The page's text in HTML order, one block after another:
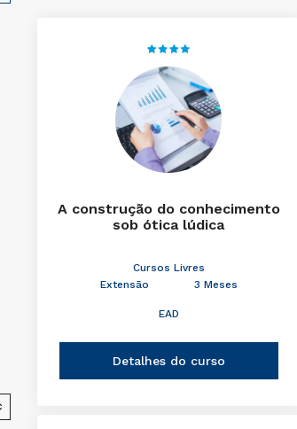
A construção do conhecimento
sob ótica lúdica
Cursos Livres
Extensão
3 Meses
EAD
Detalhes do curso